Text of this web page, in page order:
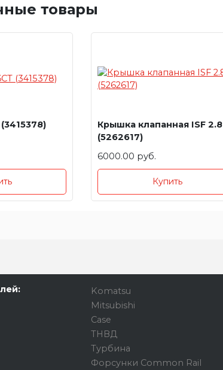
товары
Крышка клапанная ISF 2.8
(5262617)
6000.00 руб.
Купить
Komatsu
Mitsubishi
Case
ТНВД
Турбина
Форсунки Common Rail